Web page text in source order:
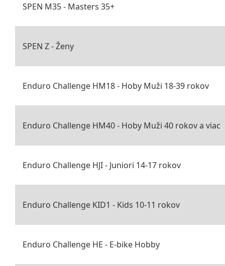
SPEN M35 - Masters 35+
SPEN Z - Ženy
Enduro Challenge HM18 - Hoby Muži 18-39 rokov
Enduro Challenge HM40 - Hoby Muži 40 rokov a viac
Enduro Challenge HJI - Juniori 14-17 rokov
Enduro Challenge KID1 - Kids 10-11 rokov
Enduro Challenge HE - E-bike Hobby